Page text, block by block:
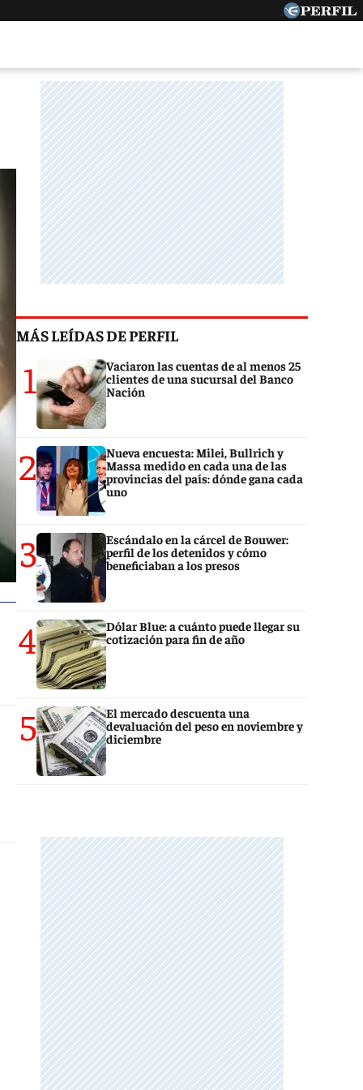
MÁS LEÍDAS DE PERFIL
1
Vaciaron las cuentas de al menos 25
clientes de una sucursal del Banco
Nación
2
Nueva encuesta: Milei, Bullrich y
Massa medido en cada una de las
provincias del país: dónde gana cada
uno
3
Escándalo en la cárcel de Bouwer:
perfil de los detenidos y cómo
beneficiaban a los presos
4
Dólar Blue: a cuánto puede llegar su
cotización para fin de año
5
El mercado descuenta una
devaluación del peso en noviembre y
diciembre